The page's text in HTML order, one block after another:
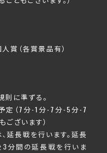
賞（各賞景品有）
に準ずる。
定（7分-1分-7分-5分-7
ございます）
延長戦を行います。延長
分間の延長戦を行いま